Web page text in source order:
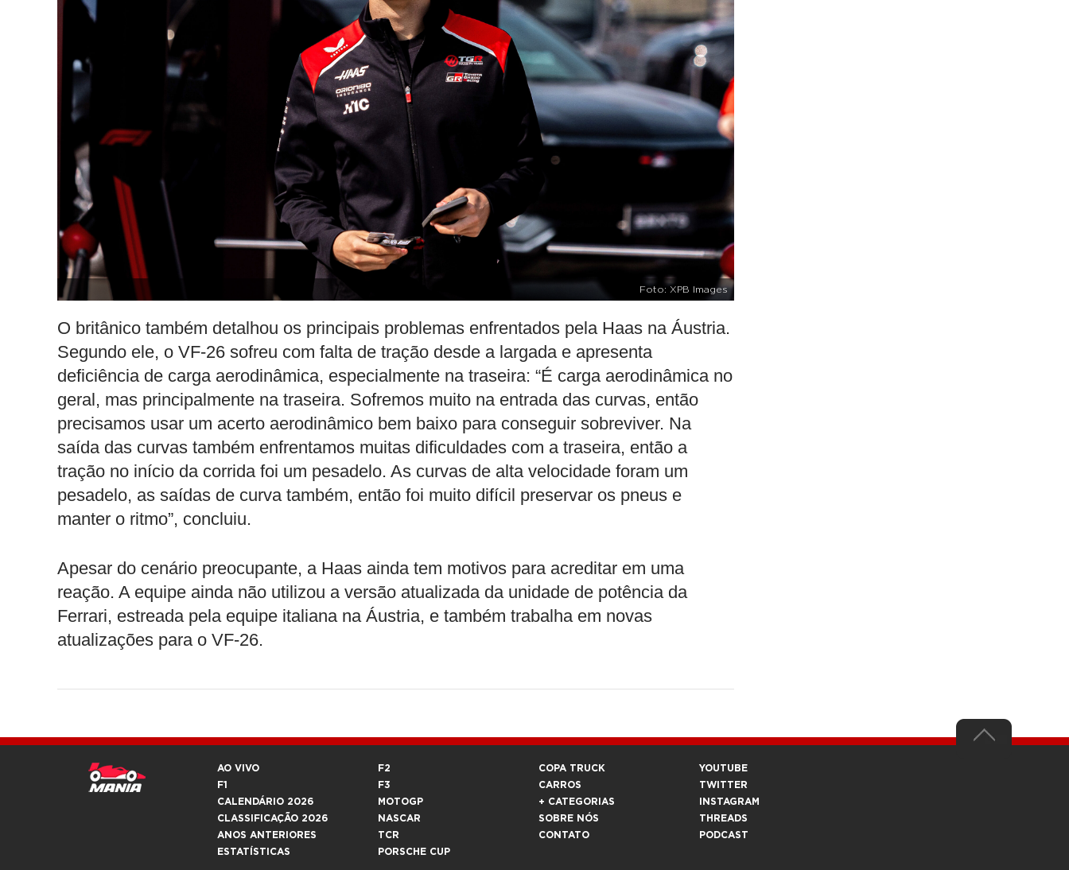
Foto: XPB Images
O britânico também detalhou os principais problemas enfrentados pela Haas na Áustria.
Segundo ele, o VF-26 sofreu com falta de tração desde a largada e apresenta
deficiência de carga aerodinâmica, especialmente na traseira: “É carga aerodinâmica no
geral, mas principalmente na traseira. Sofremos muito na entrada das curvas, então
precisamos usar um acerto aerodinâmico bem baixo para conseguir sobreviver. Na
saída das curvas também enfrentamos muitas dificuldades com a traseira, então a
tração no início da corrida foi um pesadelo. As curvas de alta velocidade foram um
pesadelo, as saídas de curva também, então foi muito difícil preservar os pneus e
manter o ritmo”, concluiu.
Apesar do cenário preocupante, a Haas ainda tem motivos para acreditar em uma
reação. A equipe ainda não utilizou a versão atualizada da unidade de potência da
Ferrari, estreada pela equipe italiana na Áustria, e também trabalha em novas
atualizações para o VF-26.
AO VIVO
F1
CALENDÁRIO 2026
CLASSIFICAÇÃO 2026
ANOS ANTERIORES
ESTATÍSTICAS
F2
F3
MOTOGP
NASCAR
TCR
PORSCHE CUP
COPA TRUCK
CARROS
+ CATEGORIAS
SOBRE NÓS
CONTATO
YOUTUBE
TWITTER
INSTAGRAM
THREADS
PODCAST